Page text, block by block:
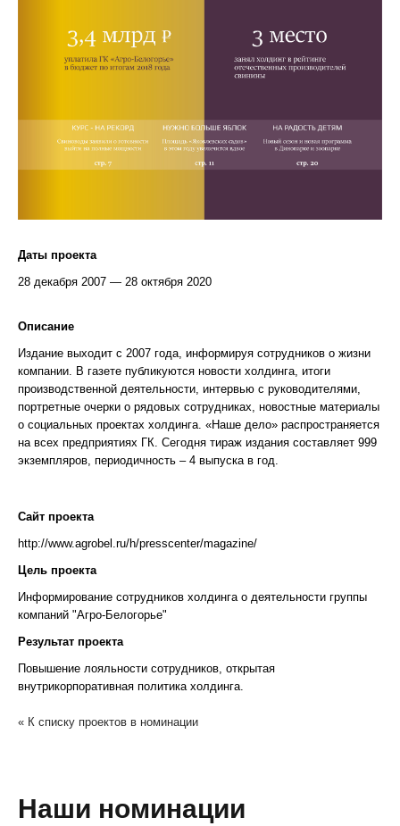
Даты проекта
28 декабря 2007 — 28 октября 2020
Описание
Издание выходит с 2007 года, информируя сотрудников о жизни
компании. В газете публикуются новости холдинга, итоги
производственной деятельности, интервью с руководителями,
портретные очерки о рядовых сотрудниках, новостные материалы
о социальных проектах холдинга. «Наше дело» распространяется
на всех предприятиях ГК. Сегодня тираж издания составляет 999
экземпляров, периодичность – 4 выпуска в год.
Сайт проекта
http://www.agrobel.ru/h/presscenter/magazine/
Цель проекта
Информирование сотрудников холдинга о деятельности группы
компаний "Агро-Белогорье"
Результат проекта
Повышение лояльности сотрудников, открытая
внутрикорпоративная политика холдинга.
« К списку проектов в номинации
Наши номинации